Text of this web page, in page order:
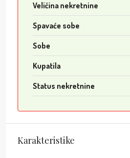
Veličina nekretnine
Spavaće sobe
Sobe
Kupatila
Status nekretnine
Karakteristike